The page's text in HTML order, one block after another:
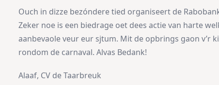
Ouch in dizze bezóndere tied organiseert de
Zeker noe is een biedrage oet dees actie van harte
aanbevaole veur eur sjtum. Mit de opbrings gaon v’r
rondom de carnaval. Alvas Bedank!
Alaaf, CV de Taarbreuk